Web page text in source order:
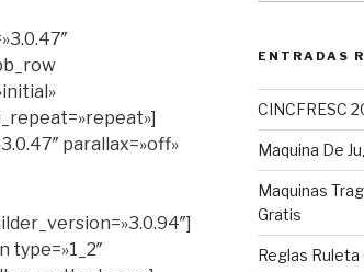
parallax=»off»
ENTRADAS
CINCFRESC
Maquina De
Maquinas
Gratis
Reglas Ruleta